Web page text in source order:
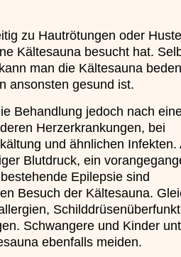
zu Hautrötungen oder
Kältesauna besucht hat.
man die Kältesauna
ansonsten gesund ist.
Behandlung jedoch nach
Herzerkrankungen, bei
und ähnlichen Infekten.
Blutdruck, ein
Epilepsie sind
Besuch der Kältesauna.
Schwangere und Kinder
ebenfalls meiden.